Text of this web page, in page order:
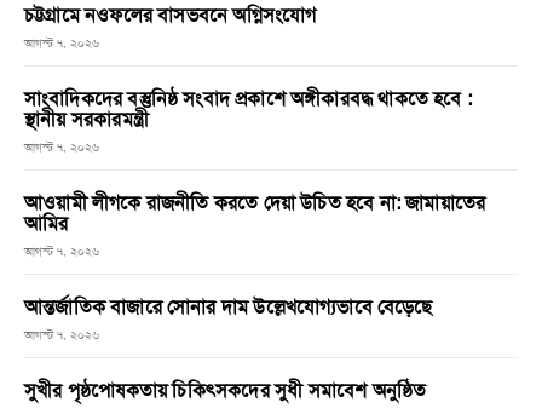
চট্টগ্রামে নওফলের বাসভবনে অগ্নিসংযোগ
আগস্ট ৭, ২০২৬
সাংবাদিকদের বস্তুনিষ্ঠ সংবাদ প্রকাশে অঙ্গীকারবদ্ধ থাকতে হবে :
স্থানীয় সরকারমন্ত্রী
আগস্ট ৭, ২০২৬
আওয়ামী লীগকে রাজনীতি করতে দেয়া উচিত হবে না: জামায়াতের
আমির
আগস্ট ৭, ২০২৬
আন্তর্জাতিক বাজারে সোনার দাম উল্লেখযোগ্যভাবে বেড়েছে
আগস্ট ৭, ২০২৬
সুখীর পৃষ্ঠপোষকতায় চিকিৎসকদের সুধী সমাবেশ অনুষ্ঠিত